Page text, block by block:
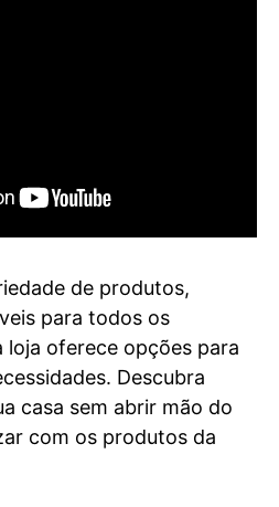
de produtos,
para todos os
loja oferece opções para
Descubra
casa sem abrir mão do
com os produtos da